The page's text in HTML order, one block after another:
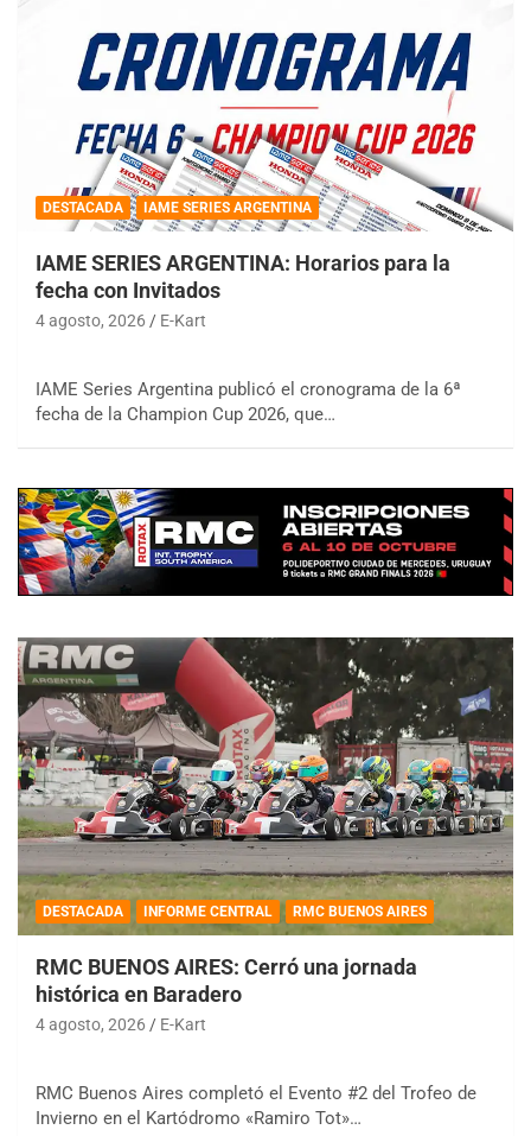
DESTACADA IAME SERIES ARGENTINA
IAME SERIES ARGENTINA: Horarios para la
fecha con Invitados
4 agosto, 2026 E-Kart
IAME Series Argentina publicó el cronograma de la 6ª
fecha de la Champion Cup 2026, que…
DESTACADA INFORME CENTRAL RMC BUENOS AIRES
RMC BUENOS AIRES: Cerró una jornada
histórica en Baradero
4 agosto, 2026 E-Kart
RMC Buenos Aires completó el Evento #2 del Trofeo de
Invierno en el Kartódromo «Ramiro Tot»…